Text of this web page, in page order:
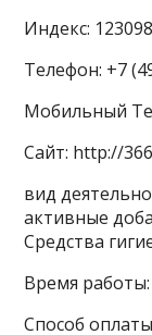
Индекс:
Телефон: +7
Мобильный
Сайт: http://
вид
активные
Средства
Время работы:
Способ